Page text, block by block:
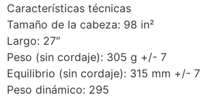
Características técnicas
Tamaño de la cabeza: 98 in²
Largo: 27″
Peso (sin cordaje): 305 g +/- 7
Equilibrio (sin cordaje): 315 mm +/- 7
Peso dinámico: 295